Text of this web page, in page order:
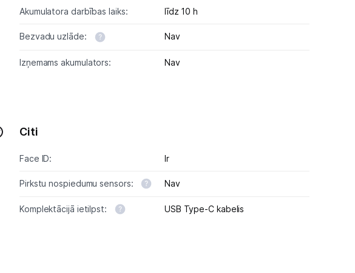
Akumulatora darbības laiks: līdz 10 h
Bezvadu uzlāde: Nav
Izņemams akumulators: Nav
Citi
Face ID: Ir
Pirkstu nospiedumu sensors: Nav
Komplektācijā ietilpst: USB Type-C kabelis